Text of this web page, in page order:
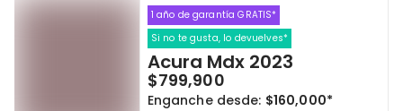
1 año de garantía GRATIS*
Si no te gusta, lo devuelves*
Acura Mdx 2023
$799,900
Enganche desde: $160,000*